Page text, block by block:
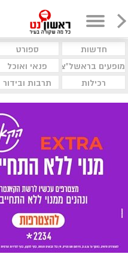
חדשות ספורט
מופעים בראשל"צ
פנאי ואוכל
רכילות
תרבות ובידור